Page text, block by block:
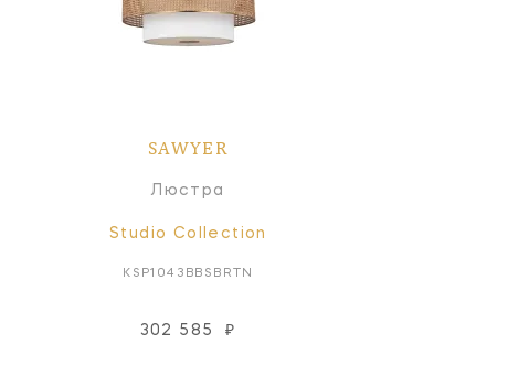
SAWYER
Люстра
Studio Collection
KSP1043BBSBRTN
302 585 ₽